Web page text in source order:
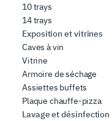
10 trays
14 trays
Exposition et vitrines
Caves à vin
Vitrine
Armoire de séchage
Assiettes buffets
Plaque chauffe-pizza
Lavage et désinfection